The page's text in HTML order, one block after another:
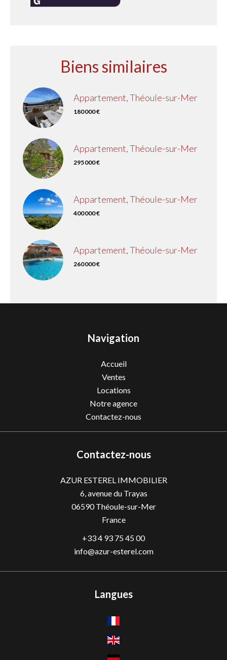
Biens similaires
Appartement, Théoule-sur-Mer
180 000 €
Appartement, Théoule-sur-Mer
295 000 €
Appartement, Théoule-sur-Mer
400 000 €
Appartement, Théoule-sur-Mer
260 000 €
Navigation
Accueil
Ventes
Locations
Notre agence
Contactez-nous
Contactez-nous
AZUR ESTEREL IMMOBILIER
6, avenue du Trayas
06590Théoule-sur-Mer
France
+33 4 93 75 45 00
info@azur-esterel.com
Langues